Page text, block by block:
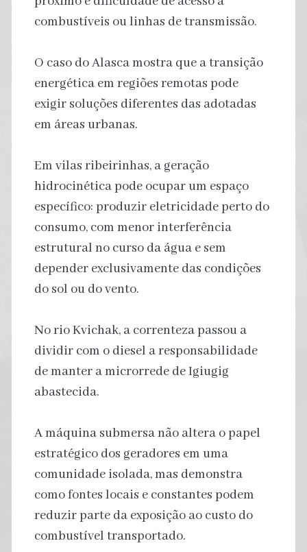
combustíveis ou linhas de transmissão.
O caso do Alasca mostra que a transição
energética em regiões remotas pode
exigir soluções diferentes das adotadas
em áreas urbanas.
Em vilas ribeirinhas, a geração
hidrocinética pode ocupar um espaço
específico: produzir eletricidade perto do
consumo, com menor interferência
estrutural no curso da água e sem
depender exclusivamente das condições
do sol ou do vento.
No rio Kvichak, a correnteza passou a
dividir com o diesel a responsabilidade
de manter a microrrede de Igiugig
abastecida.
A máquina submersa não altera o papel
estratégico dos geradores em uma
comunidade isolada, mas demonstra
como fontes locais e constantes podem
reduzir parte da exposição ao custo do
combustível transportado.